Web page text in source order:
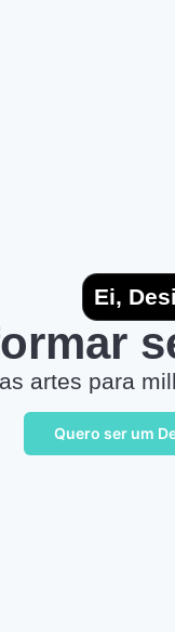
Ei,
artes para
Quero ser um